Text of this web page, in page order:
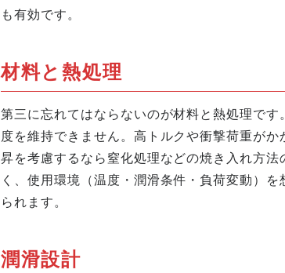
も有効です。
材料と熱処理
第三に忘れてはならないのが材料と熱処理で
度を維持できません。高トルクや衝撃荷重が
昇を考慮するなら窒化処理などの焼き入れ方
く、使用環境（温度・潤滑条件・負荷変動）
られます。
潤滑設計